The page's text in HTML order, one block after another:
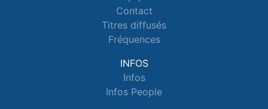
Contact
Titres diffusés
Fréquences
INFOS
Infos
Infos People